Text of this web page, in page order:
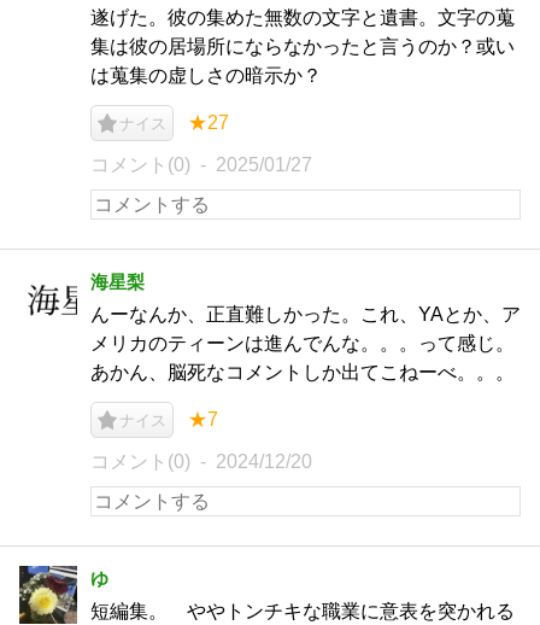
遂げた。彼の集めた無数の文字と遺書。文字の蒐
集は彼の居場所にならなかったと言うのか？或い
は蒐集の虚しさの暗示か？
ナイス ★27
コメント(0) 2025/01/27
海星梨
んーなんか、正直難しかった。これ、YAとか、ア
メリカのティーンは進んでんな。。。って感じ。
あかん、脳死なコメントしか出てこねーべ。。。
ナイス ★7
コメント(0) 2024/12/20
ゆ
短編集。 ややトンチキな職業に意表を突かれる